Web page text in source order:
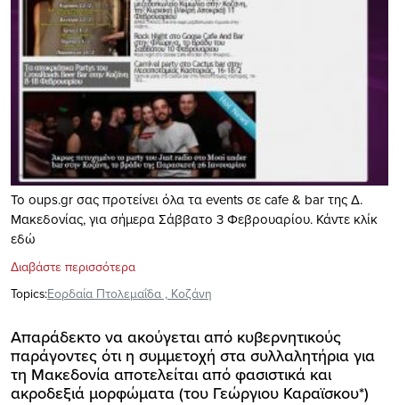
Το oups.gr σας προτείνει όλα τα events σε cafe & bar της Δ.
Μακεδονίας, για σήμερα Σάββατο 3 Φεβρουαρίου. Κάντε κλίκ
εδώ
Διαβάστε περισσότερα
Topics:Εορδαία Πτολεμαΐδα , Κοζάνη
Aπαράδεκτο να ακούγεται από κυβερνητικούς
παράγοντες ότι η συμμετοχή στα συλλαλητήρια για
τη Μακεδονία αποτελείται από φασιστικά και
ακροδεξιά μορφώματα (του Γεώργιου Καραϊσκου*)